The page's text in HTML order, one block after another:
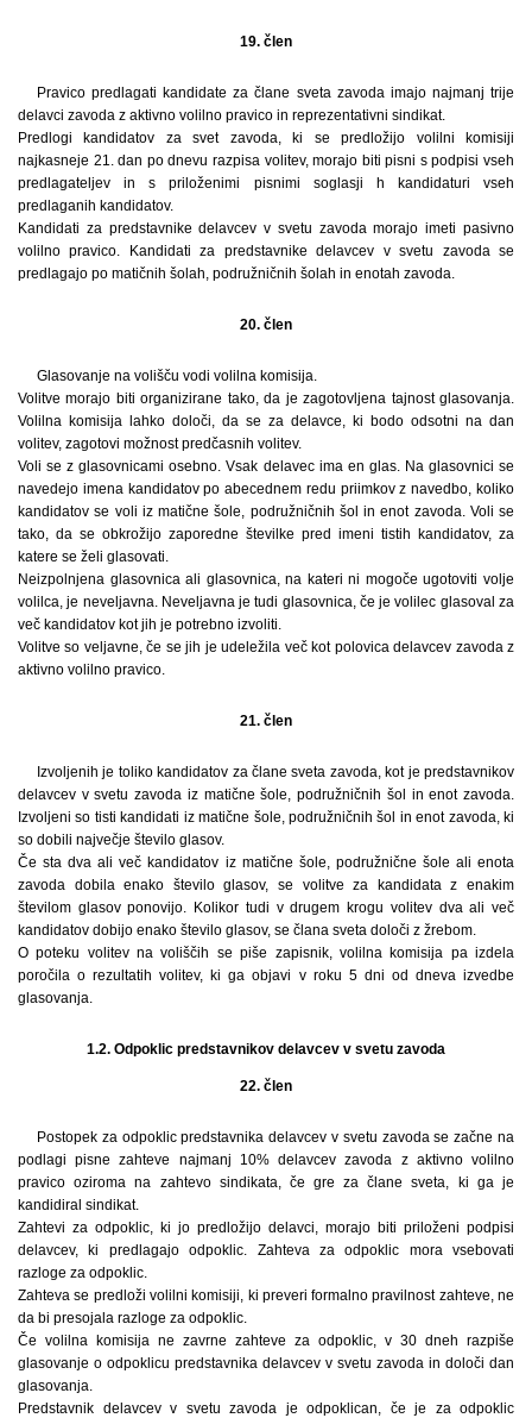
19. člen
Pravico predlagati kandidate za člane sveta zavoda imajo najmanj trije
delavci zavoda z aktivno volilno pravico in reprezentativni sindikat.
Predlogi kandidatov za svet zavoda, ki se predložijo volilni komisiji
najkasneje 21. dan po dnevu razpisa volitev, morajo biti pisni s podpisi vseh
predlagateljev in s priloženimi pisnimi soglasji h kandidaturi vseh
predlaganih kandidatov.
Kandidati za predstavnike delavcev v svetu zavoda morajo imeti pasivno
volilno pravico. Kandidati za predstavnike delavcev v svetu zavoda se
predlagajo po matičnih šolah, podružničnih šolah in enotah zavoda.
20. člen
Glasovanje na volišču vodi volilna komisija.
Volitve morajo biti organizirane tako, da je zagotovljena tajnost glasovanja.
Volilna komisija lahko določi, da se za delavce, ki bodo odsotni na dan
volitev, zagotovi možnost predčasnih volitev.
Voli se z glasovnicami osebno. Vsak delavec ima en glas. Na glasovnici se
navedejo imena kandidatov po abecednem redu priimkov z navedbo, koliko
kandidatov se voli iz matične šole, podružničnih šol in enot zavoda. Voli se
tako, da se obkrožijo zaporedne številke pred imeni tistih kandidatov, za
katere se želi glasovati.
Neizpolnjena glasovnica ali glasovnica, na kateri ni mogoče ugotoviti volje
volilca, je neveljavna. Neveljavna je tudi glasovnica, če je volilec glasoval za
več kandidatov kot jih je potrebno izvoliti.
Volitve so veljavne, če se jih je udeležila več kot polovica delavcev zavoda z
aktivno volilno pravico.
21. člen
Izvoljenih je toliko kandidatov za člane sveta zavoda, kot je predstavnikov
delavcev v svetu zavoda iz matične šole, podružničnih šol in enot zavoda.
Izvoljeni so tisti kandidati iz matične šole, podružničnih šol in enot zavoda, ki
so dobili največje število glasov.
Če sta dva ali več kandidatov iz matične šole, podružnične šole ali enota
zavoda dobila enako število glasov, se volitve za kandidata z enakim
številom glasov ponovijo. Kolikor tudi v drugem krogu volitev dva ali več
kandidatov dobijo enako število glasov, se člana sveta določi z žrebom.
O poteku volitev na voliščih se piše zapisnik, volilna komisija pa izdela
poročila o rezultatih volitev, ki ga objavi v roku 5 dni od dneva izvedbe
glasovanja.
1.2. Odpoklic predstavnikov delavcev v svetu zavoda
22. člen
Postopek za odpoklic predstavnika delavcev v svetu zavoda se začne na
podlagi pisne zahteve najmanj 10% delavcev zavoda z aktivno volilno
pravico oziroma na zahtevo sindikata, če gre za člane sveta, ki ga je
kandidiral sindikat.
Zahtevi za odpoklic, ki jo predložijo delavci, morajo biti priloženi podpisi
delavcev, ki predlagajo odpoklic. Zahteva za odpoklic mora vsebovati
razloge za odpoklic.
Zahteva se predloži volilni komisiji, ki preveri formalno pravilnost zahteve, ne
da bi presojala razloge za odpoklic.
Če volilna komisija ne zavrne zahteve za odpoklic, v 30 dneh razpiše
glasovanje o odpoklicu predstavnika delavcev v svetu zavoda in določi dan
glasovanja.
Predstavnik delavcev v svetu zavoda je odpoklican, če je za odpoklic